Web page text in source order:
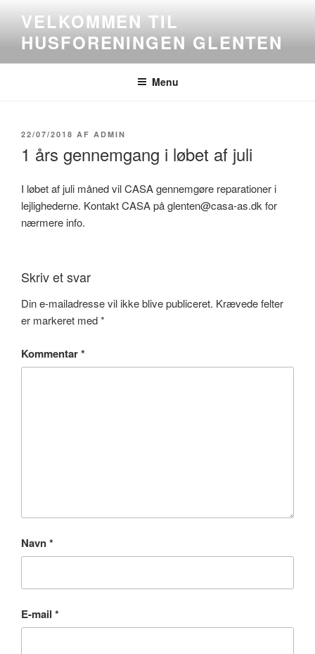
indhold
VELKOMMEN TIL
HUSFORENINGEN GLENTEN
Menu
UDGIVET
22/07/2018 AF ADMIN
1 års gennemgang i løbet af juli
I løbet af juli måned vil CASA gennemgøre reparationer i
lejlighederne. Kontakt CASA på glenten@casa-as.dk for
nærmere info.
Skriv et svar
Din e-mailadresse vil ikke blive publiceret. Krævede felter
er markeret med*
Kommentar*
Navn*
E-mail *